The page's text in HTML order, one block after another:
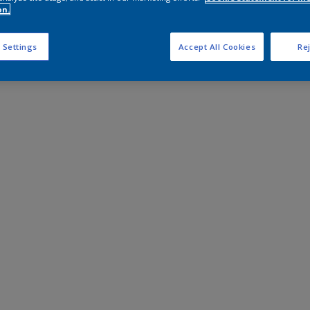
Settings Accept All Cookies